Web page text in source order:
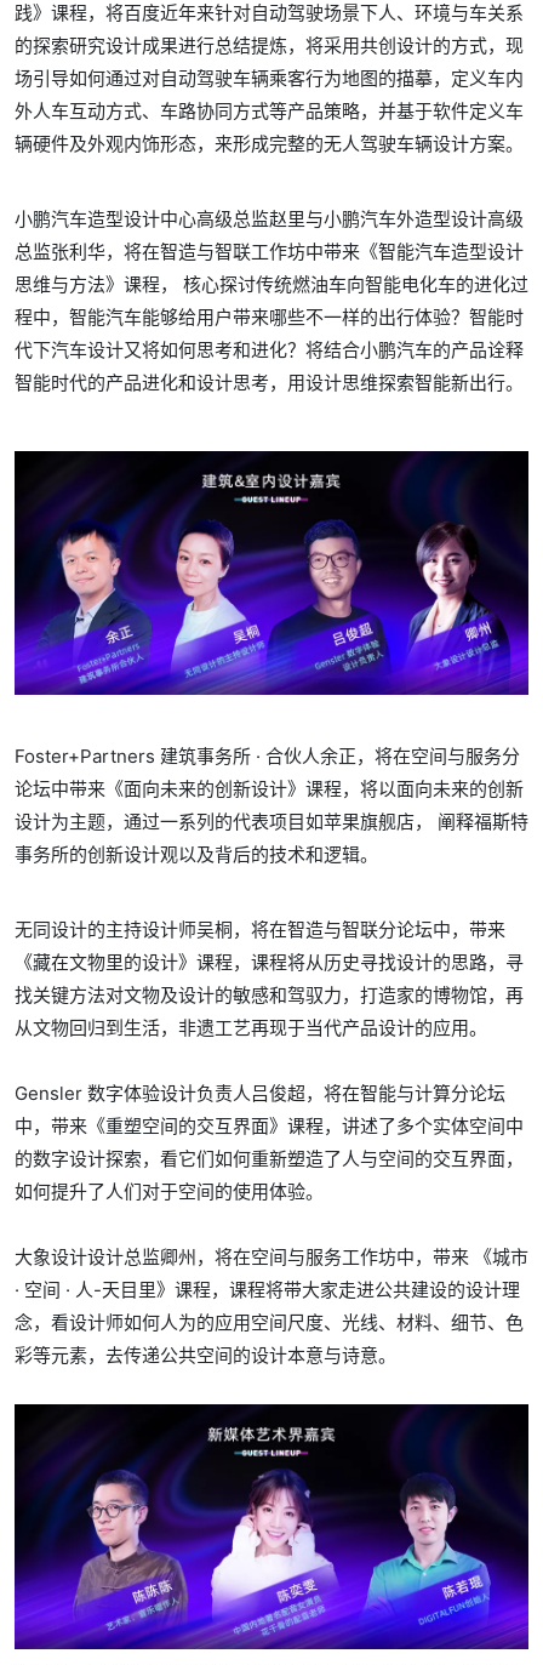
践》课程，将百度近年来针对自动驾驶场景下人、环境与车关系
的探索研究设计成果进行总结提炼，将采用共创设计的方式，现
场引导如何通过对自动驾驶车辆乘客行为地图的描摹，定义车内
外人车互动方式、车路协同方式等产品策略，并基于软件定义车
辆硬件及外观内饰形态，来形成完整的无人驾驶车辆设计方案。
小鹏汽车造型设计中心高级总监赵里与小鹏汽车外造型设计高级
总监张利华，将在智造与智联工作坊中带来《智能汽车造型设计
思维与方法》课程， 核心探讨传统燃油车向智能电化车的进化过
程中，智能汽车能够给用户带来哪些不一样的出行体验？智能时
代下汽车设计又将如何思考和进化？将结合小鹏汽车的产品诠释
智能时代的产品进化和设计思考，用设计思维探索智能新出行。
Foster+Partners 建筑事务所 · 合伙人余正，将在空间与服务分
论坛中带来《面向未来的创新设计》课程，将以面向未来的创新
设计为主题，通过一系列的代表项目如苹果旗舰店， 阐释福斯特
事务所的创新设计观以及背后的技术和逻辑。
无同设计的主持设计师吴桐，将在智造与智联分论坛中，带来
《藏在文物里的设计》课程，课程将从历史寻找设计的思路，寻
找关键方法对文物及设计的敏感和驾驭力，打造家的博物馆，再
从文物回归到生活，非遗工艺再现于当代产品设计的应用。
Gensler 数字体验设计负责人吕俊超，将在智能与计算分论坛
中，带来《重塑空间的交互界面》课程，讲述了多个实体空间中
的数字设计探索，看它们如何重新塑造了人与空间的交互界面，
如何提升了人们对于空间的使用体验。
大象设计设计总监卿州，将在空间与服务工作坊中，带来 《城市
· 空间 · 人-天目里》课程，课程将带大家走进公共建设的设计理
念，看设计师如何人为的应用空间尺度、光线、材料、细节、色
彩等元素，去传递公共空间的设计本意与诗意。